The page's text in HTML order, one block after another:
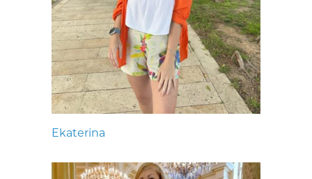
Ekaterina